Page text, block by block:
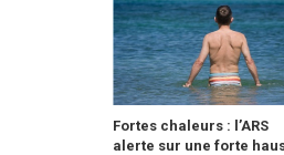
Fortes chaleurs : l’ARS
alerte sur une forte